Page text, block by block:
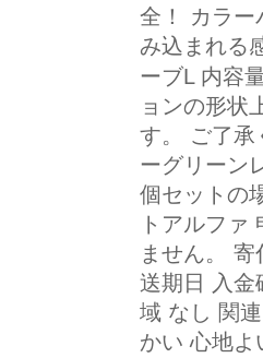
全！ カラー
み込まれる
ーブL 内容
ョンの形状
す。 ご了承
ーグリーン
個セットの
トアルファ
ません。
送期日 入金
域 なし 関
かい 心地よ